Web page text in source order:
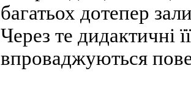
багатьох дотепер
Через те дидактичні
впроваджуються